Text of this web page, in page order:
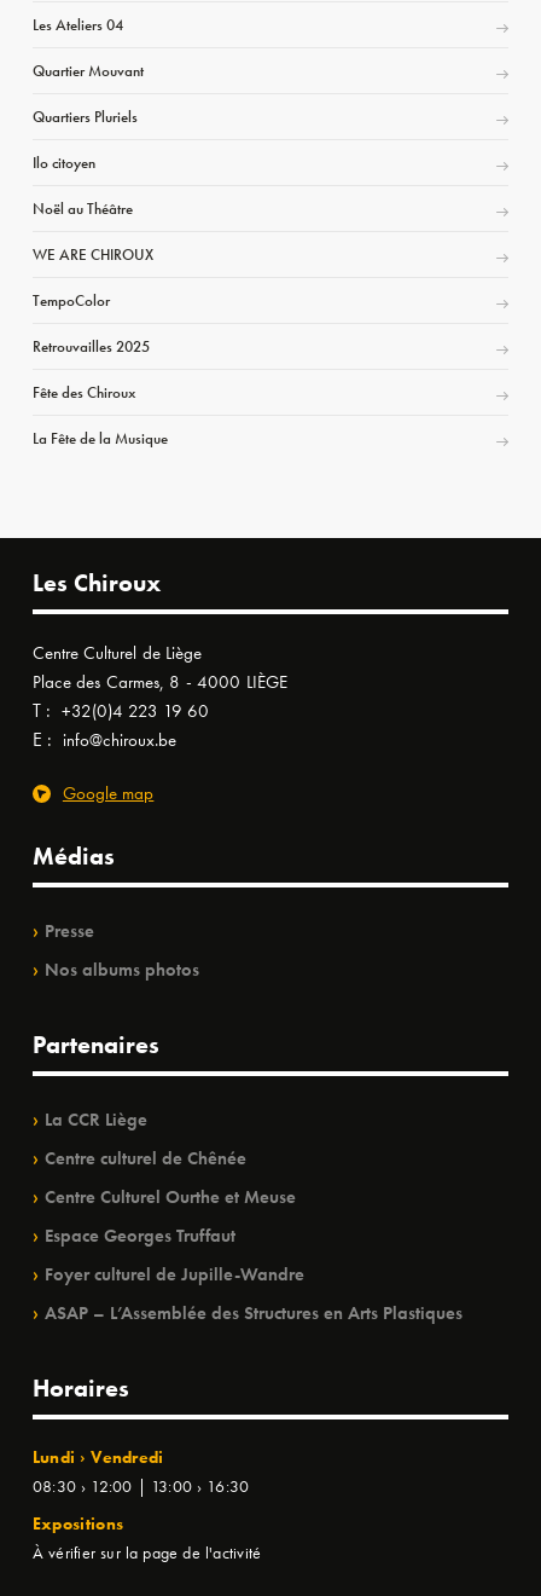
Les Ateliers 04
Quartier Mouvant
Quartiers Pluriels
Ilo citoyen
Noël au Théâtre
WE ARE CHIROUX
TempoColor
Retrouvailles 2025
Fête des Chiroux
La Fête de la Musique
Les Chiroux
Centre Culturel de Liège
Place des Carmes, 8 - 4000 LIÈGE
T : +32(0)4 223 19 60
E : info@chiroux.be
Google map
Médias
Presse
Nos albums photos
Partenaires
La CCR Liège
Centre culturel de Chênée
Centre Culturel Ourthe et Meuse
Espace Georges Truffaut
Foyer culturel de Jupille-Wandre
ASAP – L’Assemblée des Structures en Arts Plastiques
Horaires
Lundi › Vendredi
08:30 › 12:00 | 13:00 › 16:30
Expositions
À vérifier sur la page de l'activité